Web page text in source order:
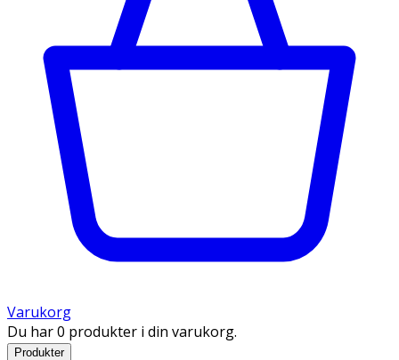
Varukorg
Du har 0 produkter i din varukorg.
Produkter